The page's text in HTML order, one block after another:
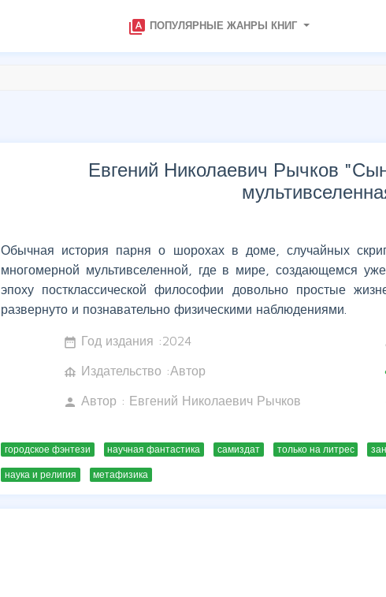
type_specimen ПОПУЛЯРНЫЕ ЖАНРЫ КНИГ
Евгений Николаевич Рычков "
Обычная история парня о шорохах в доме, случайных
многомерной мультивселенной, где в мире, создающемся
эпоху постклассической философии довольно простые
развернуто и познавательно физическими наблюдениями.
date_range Год издания :2024
foundation Издательство :Автор
person Автор : Евгений Николаевич Рычков
городское фэнтези научная фантастика самиздат только на литрес
наука и религия метафизика